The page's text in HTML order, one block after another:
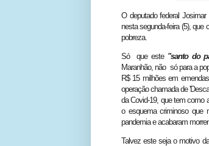
O deputado federal
nesta segunda-feira (5), que
pobreza.
Só que este "santo do
Maranhão, não só para a
R$ 15 milhões em
operação chamada de
da Covid-19, que tem como
o esquema criminoso que
pandemia e acabaram
Talvez este seja o motivo